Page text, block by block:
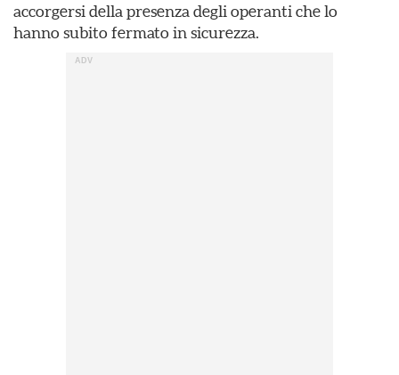
accorgersi della presenza degli operanti che lo
hanno subito fermato in sicurezza.